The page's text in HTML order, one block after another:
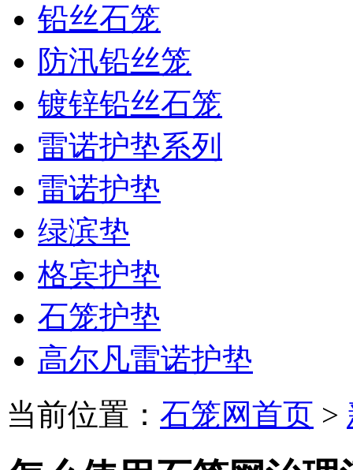
铅丝石笼
防汛铅丝笼
镀锌铅丝石笼
雷诺护垫系列
雷诺护垫
绿滨垫
格宾护垫
石笼护垫
高尔凡雷诺护垫
当前位置： 石笼网首页 >